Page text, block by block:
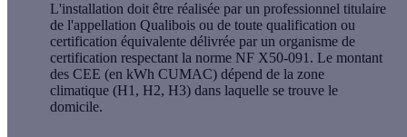
L'installation doit être réalisée par un professionnel titulaire
de l'appellation Qualibois ou de toute qualification ou
certification équivalente délivrée par un organisme de
certification respectant la norme NF X50-091 . Le montant
des CEE (en kWh CUMAC) dépend de la zone
climatique (H1, H2, H3) dans laquelle se trouve le
domicile.